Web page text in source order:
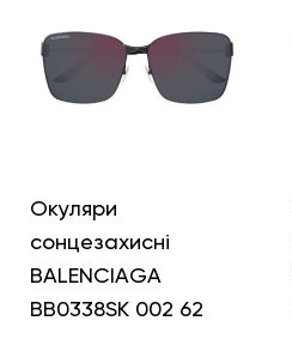
Окуляри
сонцезахисні
BALENCIAGA
BB0338SK 002 62